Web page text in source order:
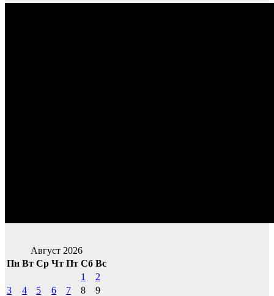
Август 2026
Пн Вт Ср Чт Пт Сб Вс
1
2
3
4 5 6 7 8
9